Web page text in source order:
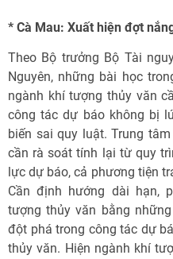
* Cà Mau: Xuất hiện đợt
Theo Bộ trưởng Bộ Tài
Nguyên, những bài học
ngành khí tượng thủy văn
công tác dự báo không bị
biến sai quy luật. Trung
cần rà soát tính lại từ quy
lực dự báo, cả phương tiện
Cần định hướng dài hạn,
tượng thủy văn bằng
đột phá trong công tác dự
thủy văn. Hiện ngành khí